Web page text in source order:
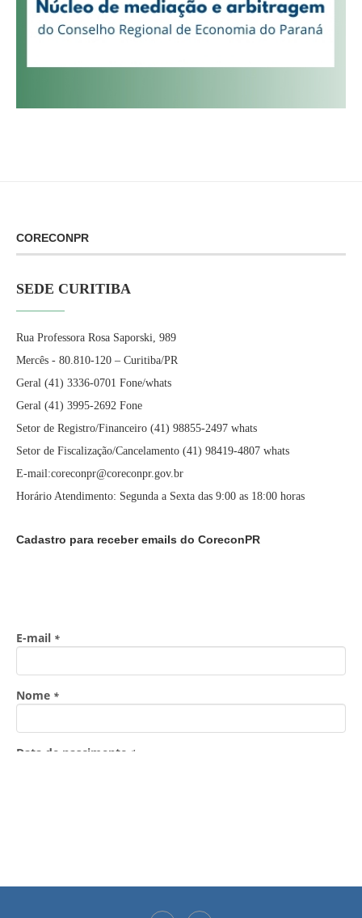
CORECONPR
SEDE CURITIBA
Rua Professora Rosa Saporski, 989
Mercês - 80.810-120 – Curitiba/PR
Geral (41) 3336-0701 Fone/whats
Geral (41) 3995-2692 Fone
Setor de Registro/Financeiro (41) 98855-2497 whats
Setor de Fiscalização/Cancelamento (41) 98419-4807 whats
E-mail:coreconpr@coreconpr.gov.br
Horário Atendimento: Segunda a Sexta das 9:00 as 18:00 horas
Cadastro para receber emails do CoreconPR